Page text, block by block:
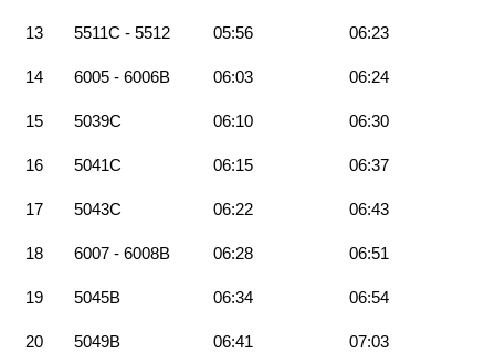
13 5511C - 5512 05:56 06:23
14 6005 - 6006B 06:03 06:24
15 5039C 06:10 06:30
16 5041C 06:15 06:37
17 5043C 06:22 06:43
18 6007 - 6008B 06:28 06:51
19 5045B 06:34 06:54
20 5049B 06:41 07:03